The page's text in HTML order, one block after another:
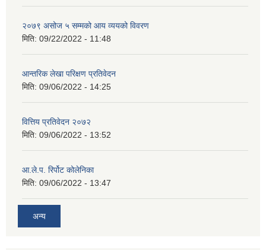
२०७९ असोज ५ सम्मको आय व्ययको विवरण
मिति: 09/22/2022 - 11:48
आन्तरिक लेखा परिक्षण प्रतिवेदन
मिति: 09/06/2022 - 14:25
वित्तिय प्रतिवेदन २०७२
मिति: 09/06/2022 - 13:52
आ.ले.प. रिर्पोट कोलेनिका
मिति: 09/06/2022 - 13:47
अन्य